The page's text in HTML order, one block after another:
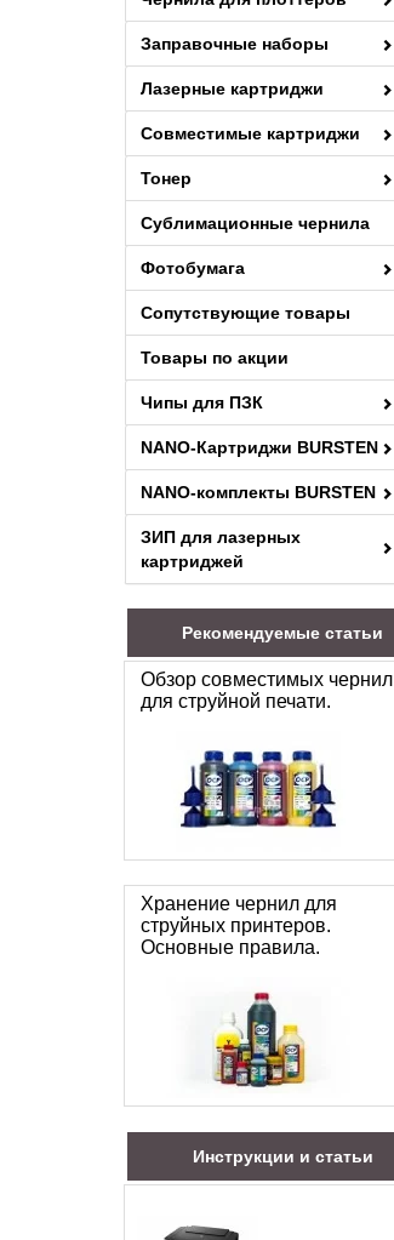
Заправочные наборы
Лазерные картриджи
Совместимые картриджи
Тонер
Сублимационные чернила
Фотобумага
Сопутствующие товары
Товары по акции
Чипы для ПЗК
NANO-Картриджи BURSTEN
NANO-комплекты BURSTEN
ЗИП для лазерных
картриджей
Рекомендуемые статьи
Обзор совместимых чернил
для струйной печати.
Хранение чернил для
струйных принтеров.
Основные правила.
Инструкции и статьи